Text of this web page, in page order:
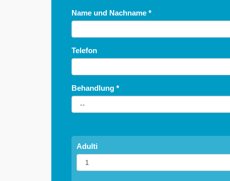
Name und Nachname *
Telefon
Behandlung *
Adulti